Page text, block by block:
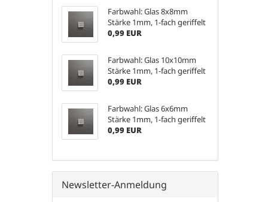
Farbwahl: Glas 8x8mm
Stärke 1mm, 1-fach geriffelt
0,99 EUR
Farbwahl: Glas 10x10mm
Stärke 1mm, 1-fach geriffelt
0,99 EUR
Farbwahl: Glas 6x6mm
Stärke 1mm, 1-fach geriffelt
0,99 EUR
Newsletter-Anmeldung